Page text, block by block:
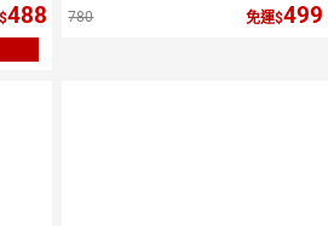
488
780
免運 499